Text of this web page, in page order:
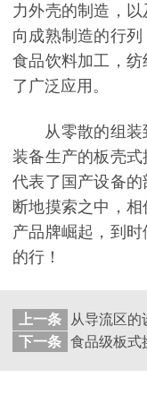
力外壳的制造，
向成熟制造的行列
食品饮料加工，纺
了广泛应用。
从零散的组
装备生产的板壳
代表了国产设备
断地摸索之中，
产品牌崛起，到
的行！
上一条
下一条